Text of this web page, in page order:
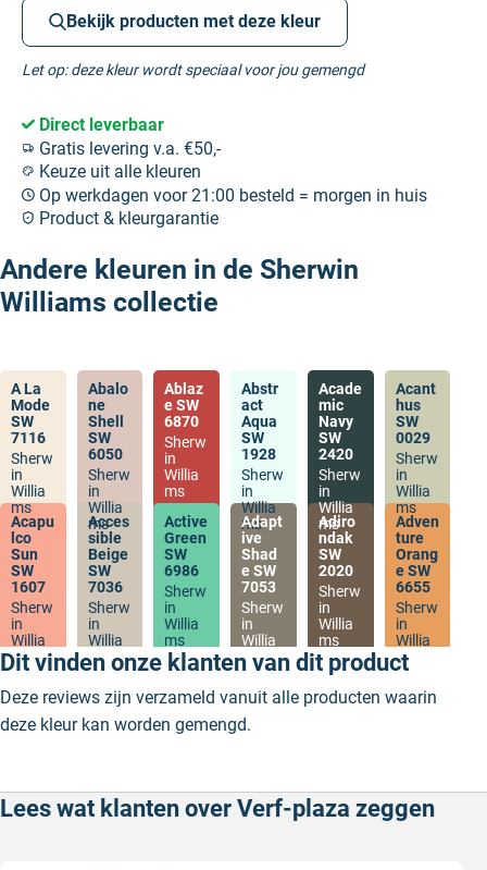
Bekijk producten met deze kleur
Let op: deze kleur wordt speciaal voor jou gemengd
Direct leverbaar
Gratis levering v.a. €50,-
Keuze uit alle kleuren
Op werkdagen voor 21:00 besteld = morgen in huis
Product & kleurgarantie
Andere kleuren in de Sherwin
Williams collectie
A La
Mode
SW
7116
Sherw
in
Willia
ms
Abalo
ne
Shell
SW
6050
Sherw
in
Willia
ms
Ablaz
e SW
6870
Sherw
in
Willia
ms
Abstr
act
Aqua
SW
1928
Sherw
in
Willia
ms
Acade
mic
Navy
SW
2420
Sherw
in
Willia
ms
Acant
hus
SW
0029
Sherw
in
Willia
ms
Acapu
lco
Sun
SW
1607
Sherw
in
Willia
ms
Acces
sible
Beige
SW
7036
Sherw
in
Willia
ms
Active
Green
SW
6986
Sherw
in
Willia
ms
Adapt
ive
Shad
e SW
7053
Sherw
in
Willia
ms
Adiro
ndak
SW
2020
Sherw
in
Willia
ms
Adven
ture
Orang
e SW
6655
Sherw
in
Willia
ms
Dit vinden onze klanten van dit product
Deze reviews zijn verzameld vanuit alle producten waarin
deze kleur kan worden gemengd.
Lees wat klanten over Verf-plaza zeggen